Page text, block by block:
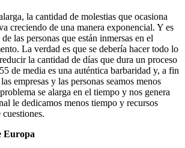
la cantidad de molestias que ocasiona
creciendo de una manera exponencial. Y es
las personas que están inmersas en el
La verdad es que se debería hacer todo lo
la cantidad de días que dura un proceso
de media es una auténtica barbaridad y, a fin
empresas y las personas seamos menos
se alarga en el tiempo y nos genera
le dedicamos menos tiempo y recursos
Europa